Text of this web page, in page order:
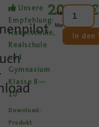
Unsere
Empfehlung:
Hauptschule,
Realschule
und
Gymnasium
Klasse 8—
10
Download-
Produkt
20,00€
inkl.
MwSt.
In den